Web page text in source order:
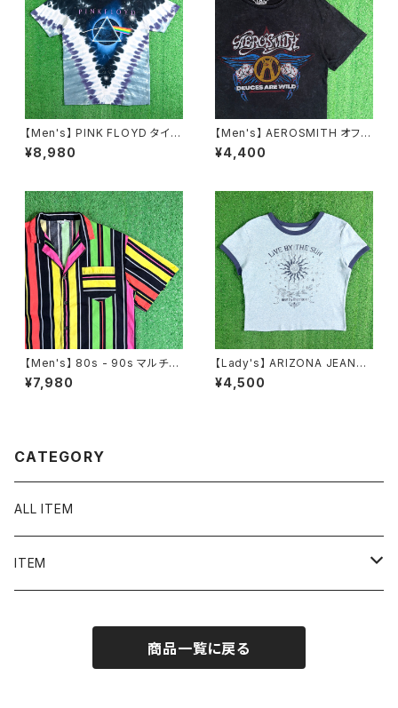
【Men's】 PINK FLOYD タイダ
イ Tシャツ / ティーシャツ T-Sh
irt バンド ロック LIQUID BLUE
¥8,980
【Men's】 AEROSMITH オフィ
シャルライセンス Tシャツ / 古
着 ティーシャツ T-Shirt ロック
¥4,400
【Men's】 80s - 90s マルチカ
ラー ストライプ 開襟 シャツ / 8
0年代 90年代 半袖 メンズ カラ
¥7,980
【Lady's】 ARIZONA JEANS
CO サン・ムーン モチーフ リン
ガー Tシャツ / ティーシャツ T-
¥4,500
CATEGORY
ALL ITEM
ITEM
シャツ／ブラウス
商品一覧に戻る